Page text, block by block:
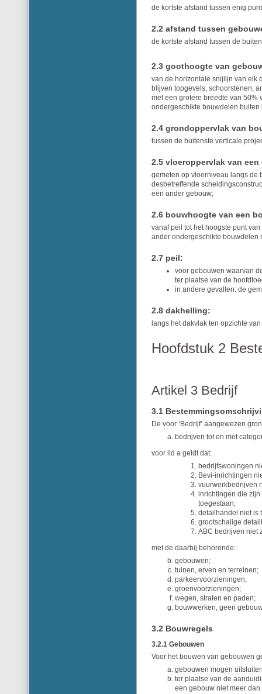
de kortste afstand tussen enig
2.2 afstand tussen
de kortste afstand tussen de
2.3 goothoogte van
van de horizontale snijlijn van elk
blijven topgevels, schoorstenen,
met een grotere breedte van 50%
ondergeschikte bouwdelen buiten
2.4 grondoppervlak van
tussen de buitenste verticale
2.5 vloeroppervlak van
gemeten op vloerniveau langs de
desbetreffende
een ander gebouw;
2.6 bouwhoogte van een
vanaf peil tot het hoogste punt
ander ondergeschikte bouwdelen
2.7 peil:
voor gebouwen waarvan
ter plaatse van de
in andere gevallen: de
2.8 dakhelling:
langs het dakvlak ten opzichte
Hoofdstuk 2
Artikel 3 Bedrijf
3.1
De voor ‘Bedrijf’ aangewezen
bedrijven tot en met
voor lid a geldt dat:
bedrijfswoningen
Bevi-inrichtingen
vuurwerkbedrijven
inrichtingen die
toegestaan;
detailhandel niet is
grootschalige
ABC bedrijven niet
met de daarbij behorende:
gebouwen;
tuinen, erven en terreinen;
parkeervoorzieningen;
groenvoorzieningen;
wegen, straten en paden;
bouwwerken, geen
3.2 Bouwregels
3.2.1 Gebouwen
Voor het bouwen van gebouwen
gebouwen mogen
ter plaatse van de
een gebouw niet meer